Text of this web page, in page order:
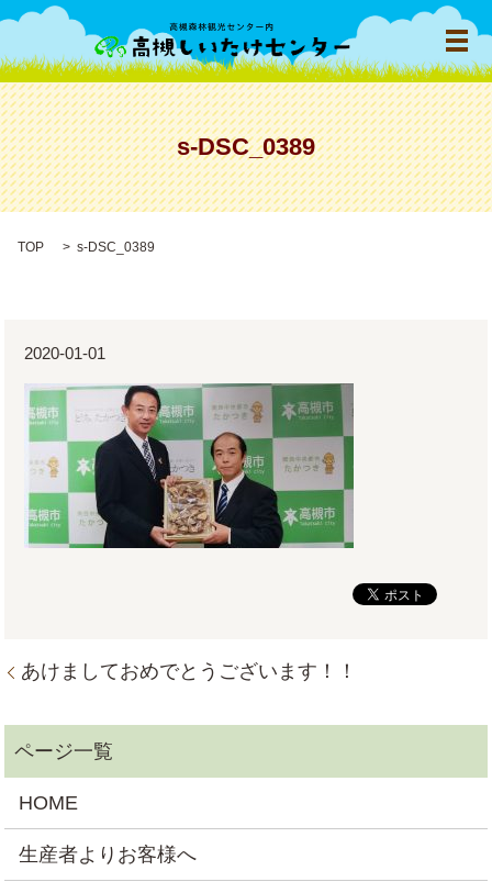
メ
s-DSC_0389
TOP s-DSC_0389
2020-01-01
あけましておめでとうございます！！
HOME
生産者よりお客様へ